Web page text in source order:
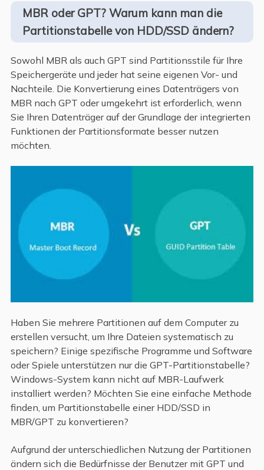
MBR oder GPT? Warum kann man die
Partitionstabelle von HDD/SSD ändern?
Sowohl MBR als auch GPT sind Partitionsstile für Ihre
Speichergeräte und jeder hat seine eigenen Vor- und
Nachteile. Die Konvertierung eines Datenträgers von
MBR nach GPT oder umgekehrt ist erforderlich, wenn
Sie Ihren Datenträger auf der Grundlage der integrierten
Funktionen der Partitionsformate besser nutzen
möchten.
Haben Sie mehrere Partitionen auf dem Computer zu
erstellen versucht, um Ihre Dateien systematisch zu
speichern? Einige spezifische Programme und Software
oder Spiele unterstützen nur die GPT-Partitionstabelle?
Windows-System kann nicht auf MBR-Laufwerk
installiert werden? Möchten Sie eine einfache Methode
finden, um Partitionstabelle einer HDD/SSD in
MBR/GPT zu konvertieren?
Aufgrund der unterschiedlichen Nutzung der Partitionen
ändern sich die Bedürfnisse der Benutzer mit GPT und